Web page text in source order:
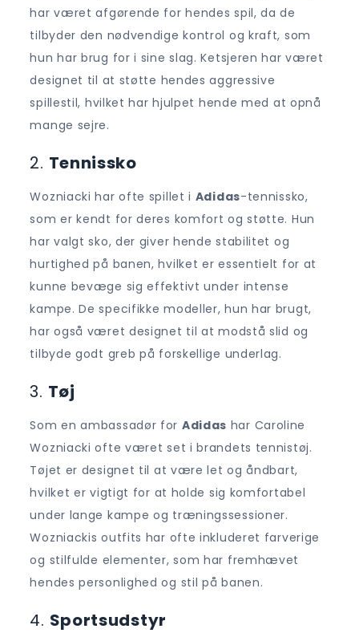
har været afgørende for hendes spil, da de
tilbyder den nødvendige kontrol og kraft, som
hun har brug for i sine slag. Ketsjeren har været
designet til at støtte hendes aggressive
spillestil, hvilket har hjulpet hende med at opnå
mange sejre.
2. Tennissko
Wozniacki har ofte spillet i Adidas-tennissko,
som er kendt for deres komfort og støtte. Hun
har valgt sko, der giver hende stabilitet og
hurtighed på banen, hvilket er essentielt for at
kunne bevæge sig effektivt under intense
kampe. De specifikke modeller, hun har brugt,
har også været designet til at modstå slid og
tilbyde godt greb på forskellige underlag.
3. Tøj
Som en ambassadør for Adidas har Caroline
Wozniacki ofte været set i brandets tennistøj.
Tøjet er designet til at være let og åndbart,
hvilket er vigtigt for at holde sig komfortabel
under lange kampe og træningssessioner.
Wozniackis outfits har ofte inkluderet farverige
og stilfulde elementer, som har fremhævet
hendes personlighed og stil på banen.
4. Sportsudstyr